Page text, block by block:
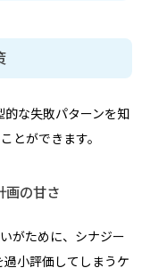
な失敗パターンを知
とができます。
画の甘さ
がために、シナジー
小評価してしまうケ